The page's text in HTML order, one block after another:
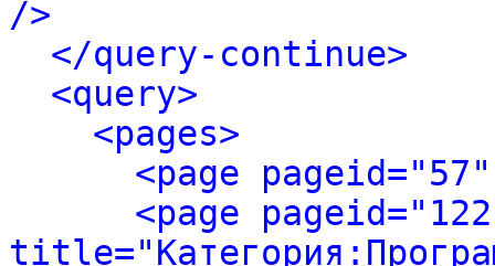
/>
</query-continue>
<query>
<pages>
<page
<page